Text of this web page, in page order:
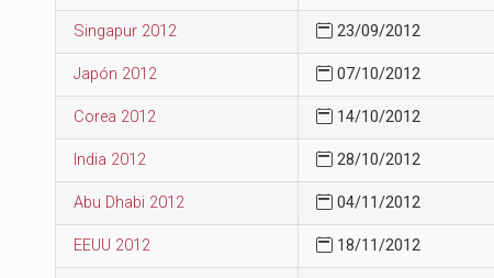
Singapur 2012 23/09/2012
Japón 2012 07/10/2012
Corea 2012 14/10/2012
India 2012 28/10/2012
Abu Dhabi 2012 04/11/2012
EEUU 2012 18/11/2012